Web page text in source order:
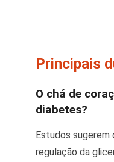
Principais
O chá de
diabetes?
Estudos sugerem
regulação da